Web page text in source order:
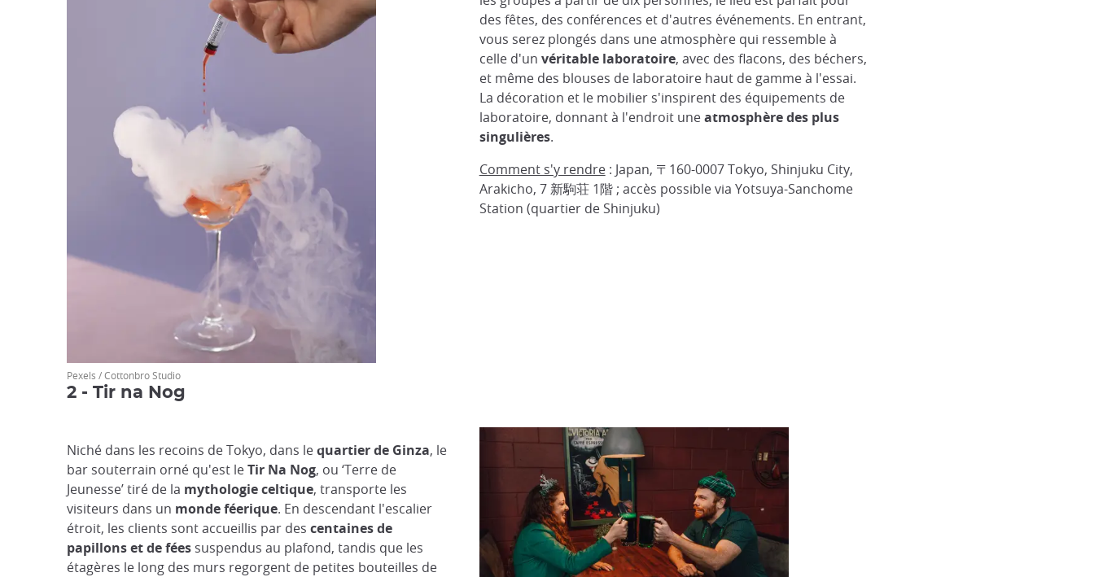
des fêtes, des conférences et d'autres événements. En entrant,
vous serez plongés dans une atmosphère qui ressemble à
celle d'un véritable laboratoire, avec des flacons, des béchers,
et même des blouses de laboratoire haut de gamme à l'essai.
La décoration et le mobilier s'inspirent des équipements de
laboratoire, donnant à l'endroit uneatmosphère des plus
singulières.
Comment s'y rendre: Japan, 〒160-0007 Tokyo, Shinjuku City,
Arakicho, 7 新駒荘 1階 ; accès possible via Yotsuya-Sanchome
Station (quartier de Shinjuku)
Pexels / Cottonbro Studio
2 - Tir na Nog
Niché dans les recoins de Tokyo, dans lequartier de Ginza, le
bar souterrain orné qu'est leTir Na Nog, ou ‘Terre de
Jeunesse’ tiré de la mythologie celtique, transporte les
visiteurs dans un monde féerique. En descendant l'escalier
étroit, les clients sont accueillis par des centaines de
papillons et de fées suspendus au plafond, tandis que les
étagères le long des murs regorgent de petites bouteilles de